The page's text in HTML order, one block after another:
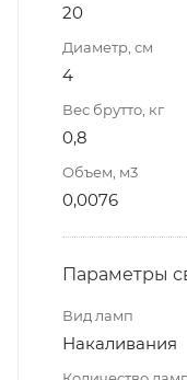
20
Диаметр, см
4
Вес брутто, кг
0,8
Объем, м3
0,0076
Параметры
Вид ламп
Накаливания